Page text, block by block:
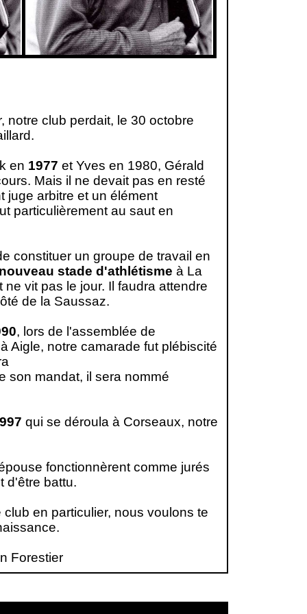
notre club perdait, le 30 octobre
en 1977 et Yves en 1980, Gérald
Mais il ne devait pas en resté
juge arbitre et un élément
particulièrement au saut en
constituer un groupe de travail en
stade d'athlétisme à La
vit pas le jour. Il faudra attendre
de la Saussaz.
, lors de l'assemblée de
Aigle, notre camarade fut plébiscité
son mandat, il sera nommé
qui se déroula à Corseaux, notre
fonctionnèrent comme jurés
d'être battu.
en particulier, nous voulons te
Forestier